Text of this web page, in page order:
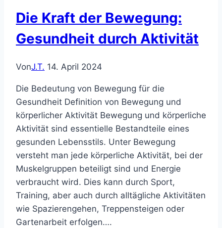
Die Kraft der Bewegung:
Gesundheit durch Aktivität
VonJ.T. 14. April 2024
Die Bedeutung von Bewegung für die
Gesundheit Definition von Bewegung und
körperlicher Aktivität Bewegung und körperliche
Aktivität sind essentielle Bestandteile eines
gesunden Lebensstils. Unter Bewegung
versteht man jede körperliche Aktivität, bei der
Muskelgruppen beteiligt sind und Energie
verbraucht wird. Dies kann durch Sport,
Training, aber auch durch alltägliche Aktivitäten
wie Spazierengehen, Treppensteigen oder
Gartenarbeit erfolgen….